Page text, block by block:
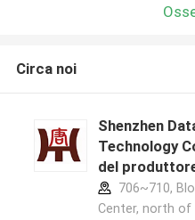
Circa noi
Shenzhen
Technology
del
706~710,
Center, north of